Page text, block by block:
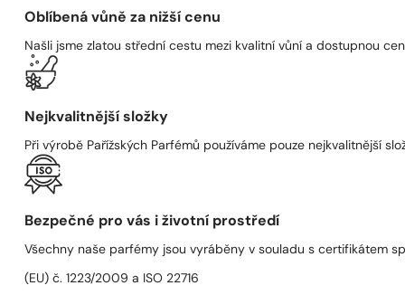
Oblíbená vůně za nižší cenu
Našli jsme zlatou střední cestu mezi kvalitní vůní a dostupnou
Nejkvalitnější složky
Při výrobě Pařížských Parfémů používáme pouze nejkvalitnější
Bezpečné pro vás i životní prostředí
Všechny naše parfémy jsou vyráběny v souladu s certifikátem
(EU) č. 1223/2009 a ISO 22716